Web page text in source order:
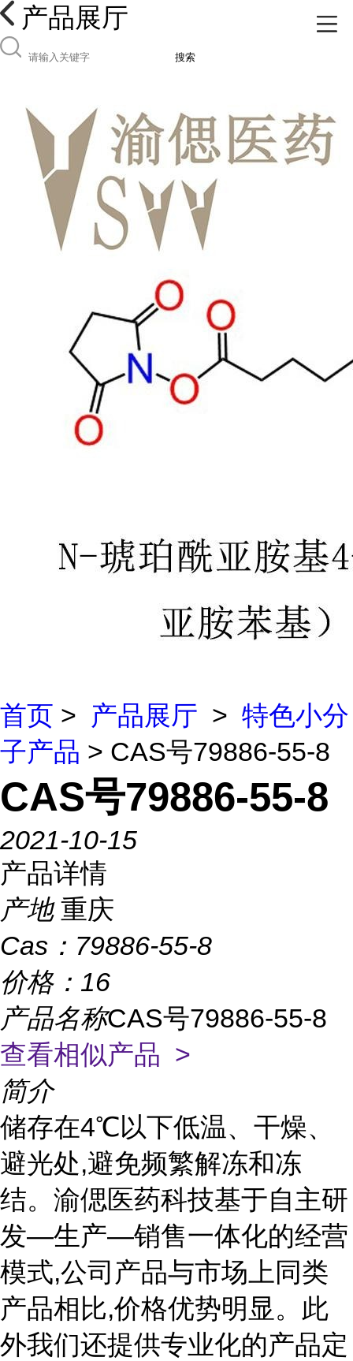
产品展厅
搜索
首页 > 产品展厅 > 特色小分
子产品 > CAS号79886-55-8
CAS号79886-55-8
2021-10-15
产品详情
产地 重庆
Cas： 79886-55-8
价格： 16
产品名称CAS号79886-55-8
查看相似产品 >
简介
储存在4℃以下低温、干燥、
避光处,避免频繁解冻和冻
结。渝偲医药科技基于自主研
发—生产—销售一体化的经营
模式,公司产品与市场上同类
产品相比,价格优势明显。此
外我们还提供专业化的产品定